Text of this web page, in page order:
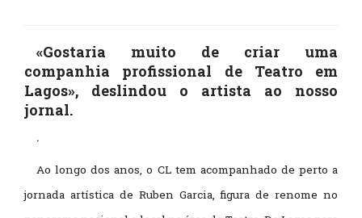
«Gostaria muito de criar uma
companhia profissional de Teatro em
Lagos», deslindou o artista ao nosso
jornal.
.
Ao longo dos anos, o CL tem acompanhado de perto a
jornada artística de Ruben Garcia, figura de renome no